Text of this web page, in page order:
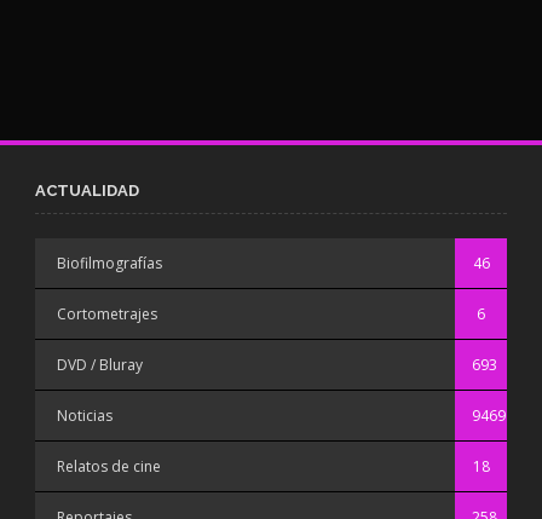
ACTUALIDAD
Biofilmografías 46
Cortometrajes 6
DVD / Bluray 693
Noticias 9469
Relatos de cine 18